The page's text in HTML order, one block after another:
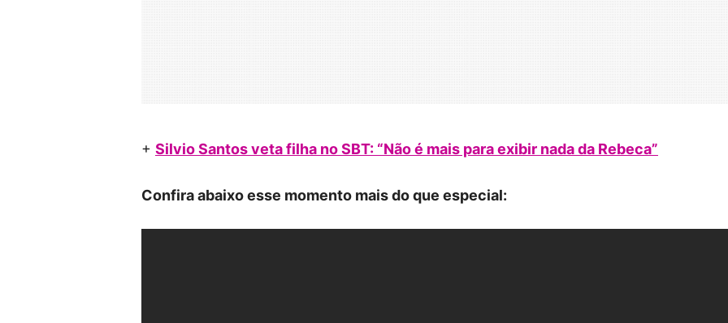
+ Silvio Santos veta filha no SBT: “Não é mais para exibir nada da Rebeca”
Confira abaixo esse momento mais do que especial: